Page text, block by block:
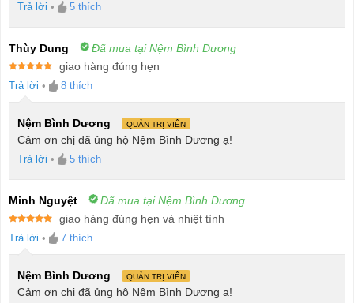
Trả lời • 5 thích
Thùy Dung Đã mua tại Nệm Bình Dương
hạng55
giao hàng đúng hẹn
Trả lời • 8 thích
Nệm Bình Dương QUẢN TRỊ VIÊN
Cảm ơn chị đã ủng hộ Nệm Bình Dương ạ!
Trả lời • 5 thích
Minh Nguyệt Đã mua tại Nệm Bình Dương
hạng55
giao hàng đúng hẹn và nhiệt tình
Trả lời • 7 thích
Nệm Bình Dương QUẢN TRỊ VIÊN
Cảm ơn chị đã ủng hộ Nệm Bình Dương ạ!